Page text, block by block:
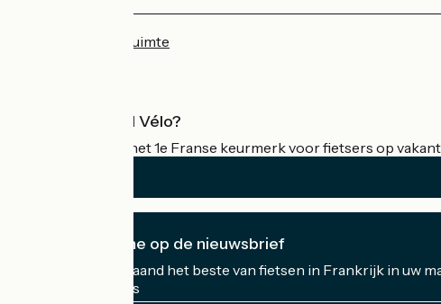
Professionele ruimte
Wat is Accueil Vélo?
Accueil Vélo is het 1e Franse keurmerk voor fietsers op
Ik abonneer me op de nieuwsbrief
Ontvang elke maand het beste van fietsen in Frankrijk in uw
Mijn e-mailadres